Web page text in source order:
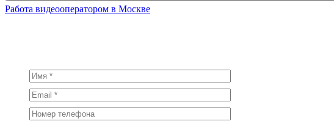
Работа видеооператором в Москве